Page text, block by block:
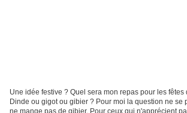
Une idée festive ? Quel sera mon repas pour les fêtes
Dinde ou gigot ou gibier ? Pour moi la question ne se
ne mange pas de gibier. Pour ceux qui n'apprécient